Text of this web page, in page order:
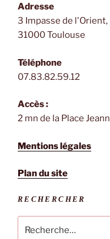
Adresse
3 Impasse de l'Orient,
31000 Toulouse
Téléphone
07.83.82.59.12
Accès :
2 mn de la Place
Mentions légales
Plan du site
RECHERCHER
pour